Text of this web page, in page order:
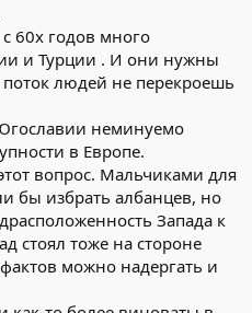
60х годов много
и Турции . И они нужны
людей не перекроешь
неминуемо
в Европе.
вопрос. Мальчиками для
бы избрать албанцев, но
Запада к
стоял тоже на стороне
можно надергать и